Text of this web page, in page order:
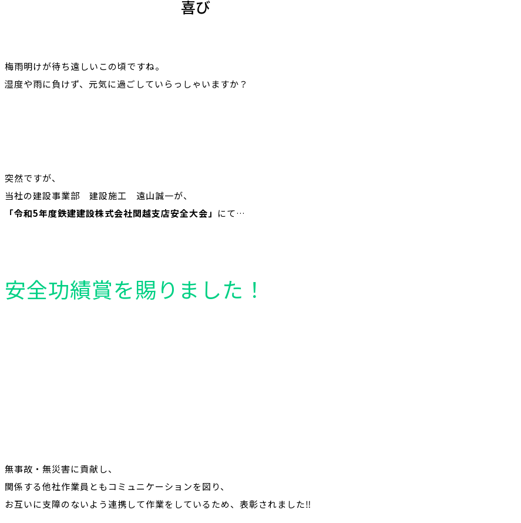
喜び
梅雨明けが待ち遠しいこの頃ですね。
湿度や雨に負けず、元気に過ごしていらっしゃいますか？
突然ですが、
当社の建設事業部 建設施工 遠山誠一が、
「令和5年度鉄建建設株式会社関越支店安全大会」 にて…
安全功績賞を賜りました！
無事故・無災害に貢献し、
関係する他社作業員ともコミュニケーションを図り、
お互いに支障のないよう連携して作業をしているため、表彰されました‼